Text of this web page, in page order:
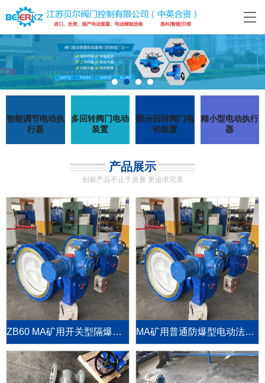
智能调节电动执
行器
多回转阀门电动
装置
部分回转阀门电
动装置
精小型电动执行
器
产品展示
创新产品不止于质量 更追求完美
ZB60 MA矿用开关型隔爆阀门电动装置 MA矿用普通防爆型电动法兰蝶阀D94F-10C-DN700